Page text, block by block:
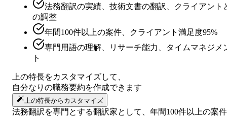
法務翻訳の実績、技術文書の翻訳、クライアント
の調整
年間100件以上の案件、クライアント満足度95%
専門用語の理解、リサーチ能力、タイムマネジメ
ト
上の特長をカスタマイズして、
自分なりの職務要約を作成できます
上の特長からカスタマイズ
法務翻訳を専門とする翻訳家として、年間100件以上の案件